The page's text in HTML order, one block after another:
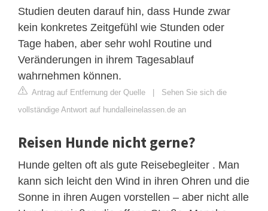
Studien deuten darauf hin, dass Hunde zwar
kein konkretes Zeitgefühl wie Stunden oder
Tage haben, aber sehr wohl Routine und
Veränderungen in ihrem Tagesablauf
wahrnehmen können.
Antrag auf Entfernung der Quelle
Sehen Sie sich die
vollständige Antwort auf hundalleinelassen.de an
Reisen Hunde nicht gerne?
Hunde gelten oft als gute Reisebegleiter . Man
kann sich leicht den Wind in ihren Ohren und die
Sonne in ihren Augen vorstellen – aber nicht alle